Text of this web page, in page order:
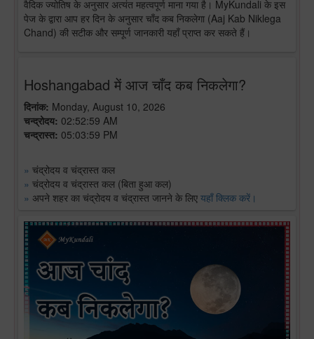
वैदिक ज्योतिष के अनुसार अत्यंत महत्वपूर्ण माना गया है। MyKundali के इस
पेज के द्वारा आप हर दिन के अनुसार चाँद कब निकलेगा (Aaj Kab Niklega
Chand) की सटीक और सम्पूर्ण जानकारी यहाँ प्राप्त कर सकते हैं।
Hoshangabad में आज चाँद कब निकलेगा?
दिनांक: Monday, August 10, 2026
चन्द्रोदय: 02:52:59 AM
चन्द्रास्त: 05:03:59 PM
» चंद्रोदय व चंद्रास्त कल
» चंद्रोदय व चंद्रास्त कल (बिता हुआ कल)
» अपने शहर का चंद्रोदय व चंद्रास्त जानने के लिए यहाँ क्लिक करें।